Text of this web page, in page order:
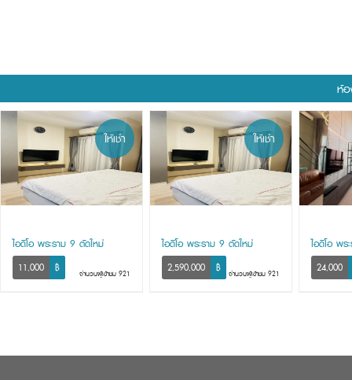
ห้อ
ให้เช่า
ไอดีโอ พระราม 9 ตัดใหม่
11,000 ฿ จำนวนผู้เข้าชม 921
ให้เช่า
ไอดีโอ พระราม 9 ตัดใหม่
2,590,000 ฿ จำนวนผู้เข้าชม 921
ไอดีโอ พร
24,000